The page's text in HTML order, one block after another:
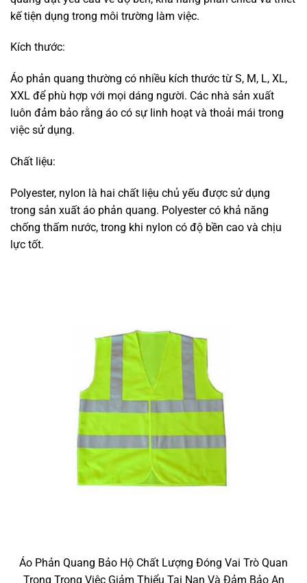
Áo Phản Quang Bảo Hộ Chất Lượng Đóng Vai Trò Quan
Trọng Trong Việc Giảm Thiểu Tai Nạn Và Đảm Bảo An
Để áo phản quang phát huy tối đa hiệu quả và độ bền,
người sử dụng cần lưu ý một số điều quan trọng sau đây:
Cách mặc áo phản quang:
Khi mặc áo phản quang, đảm bảo rằng dải phản quang
không bị che khuất bởi các vật dụng khác, như ba lô, mũ
bảo hiểm hay áo khoác bên ngoài. Điều này giúp tối đa
hóa khả năng phản chiếu ánh sáng và đảm bảo an toàn
cho người mặc.